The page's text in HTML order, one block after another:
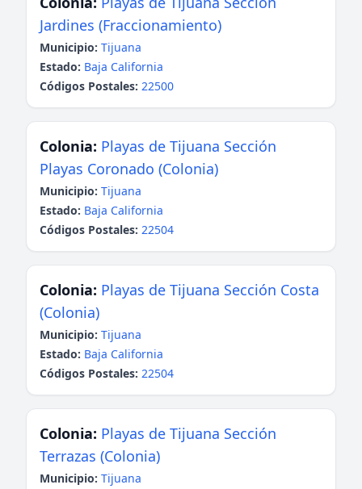
Jardines (Fraccionamiento)
Municipio: Tijuana
Estado: Baja California
Códigos Postales: 22500
Colonia: Playas de Tijuana Sección
Playas Coronado (Colonia)
Municipio: Tijuana
Estado: Baja California
Códigos Postales: 22504
Colonia: Playas de Tijuana Sección Costa
(Colonia)
Municipio: Tijuana
Estado: Baja California
Códigos Postales: 22504
Colonia: Playas de Tijuana Sección
Terrazas (Colonia)
Municipio: Tijuana